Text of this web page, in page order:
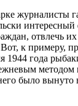
журналисты
отвлечь
Вот, к примеру,
года
методом
было вынуто